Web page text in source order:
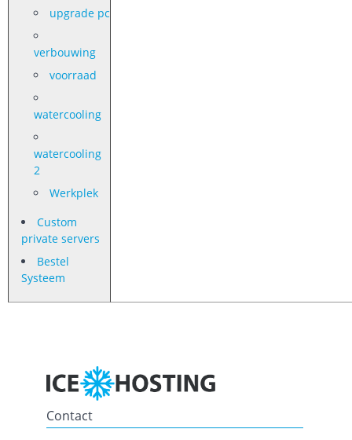
upgrade pc
verbouwing
voorraad
watercooling
watercooling
2
Werkplek
Custom
private servers
Bestel
Systeem
Contact